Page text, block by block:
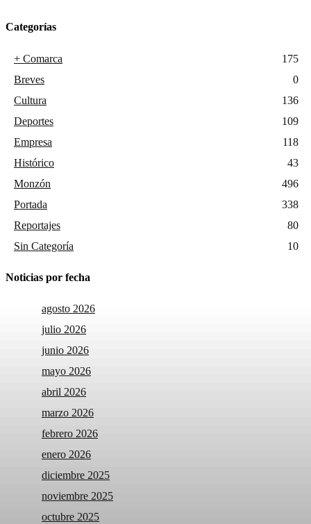
Categorías
+ Comarca
175
Breves
0
Cultura
136
Deportes
109
Empresa
118
Histórico
43
Monzón
496
Portada
338
Reportajes
80
Sin Categoría
10
Noticias por fecha
agosto 2026
julio 2026
junio 2026
mayo 2026
abril 2026
marzo 2026
febrero 2026
enero 2026
diciembre 2025
noviembre 2025
octubre 2025